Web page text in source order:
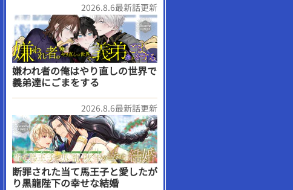
2026.8.6最新話更新
嫌われ者の俺はやり直しの世界で
義弟達にごまをする
2026.8.6最新話更新
断罪された当て馬王子と愛したが
り黒龍陛下の幸せな結婚